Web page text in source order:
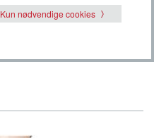
Kun nødvendige cookies